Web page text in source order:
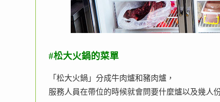
#松大火鍋的菜單
「松大火鍋」分成牛肉爐和豬肉爐，
服務人員在帶位的時候就會問要什麼爐以及幾人